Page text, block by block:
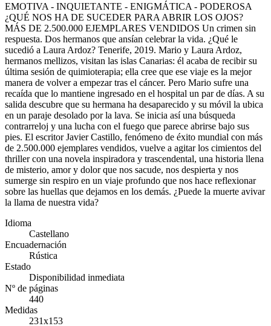
EMOTIVA - INQUIETANTE - ENIGMÁTICA - PODEROSA
¿QUÉ NOS HA DE SUCEDER PARA ABRIR LOS OJOS?
MÁS DE 2.500.000 EJEMPLARES VENDIDOS Un crimen sin
respuesta. Dos hermanos que ansían celebrar la vida. ¿Qué le
sucedió a Laura Ardoz? Tenerife, 2019. Mario y Laura Ardoz,
hermanos mellizos, visitan las islas Canarias: él acaba de recibir su
última sesión de quimioterapia; ella cree que ese viaje es la mejor
manera de volver a empezar tras el cáncer. Pero Mario sufre una
recaída que lo mantiene ingresado en el hospital un par de días. A su
salida descubre que su hermana ha desaparecido y su móvil la ubica
en un paraje desolado por la lava. Se inicia así una búsqueda
contrarreloj y una lucha con el fuego que parece abrirse bajo sus
pies. El escritor Javier Castillo, fenómeno de éxito mundial con más
de 2.500.000 ejemplares vendidos, vuelve a agitar los cimientos del
thriller con una novela inspiradora y trascendental, una historia llena
de misterio, amor y dolor que nos sacude, nos despierta y nos
sumerge sin respiro en un viaje profundo que nos hace reflexionar
sobre las huellas que dejamos en los demás. ¿Puede la muerte avivar
la llama de nuestra vida?
Idioma
Castellano
Encuadernación
Rústica
Estado
Disponibilidad inmediata
Nº de páginas
440
Medidas
231x153